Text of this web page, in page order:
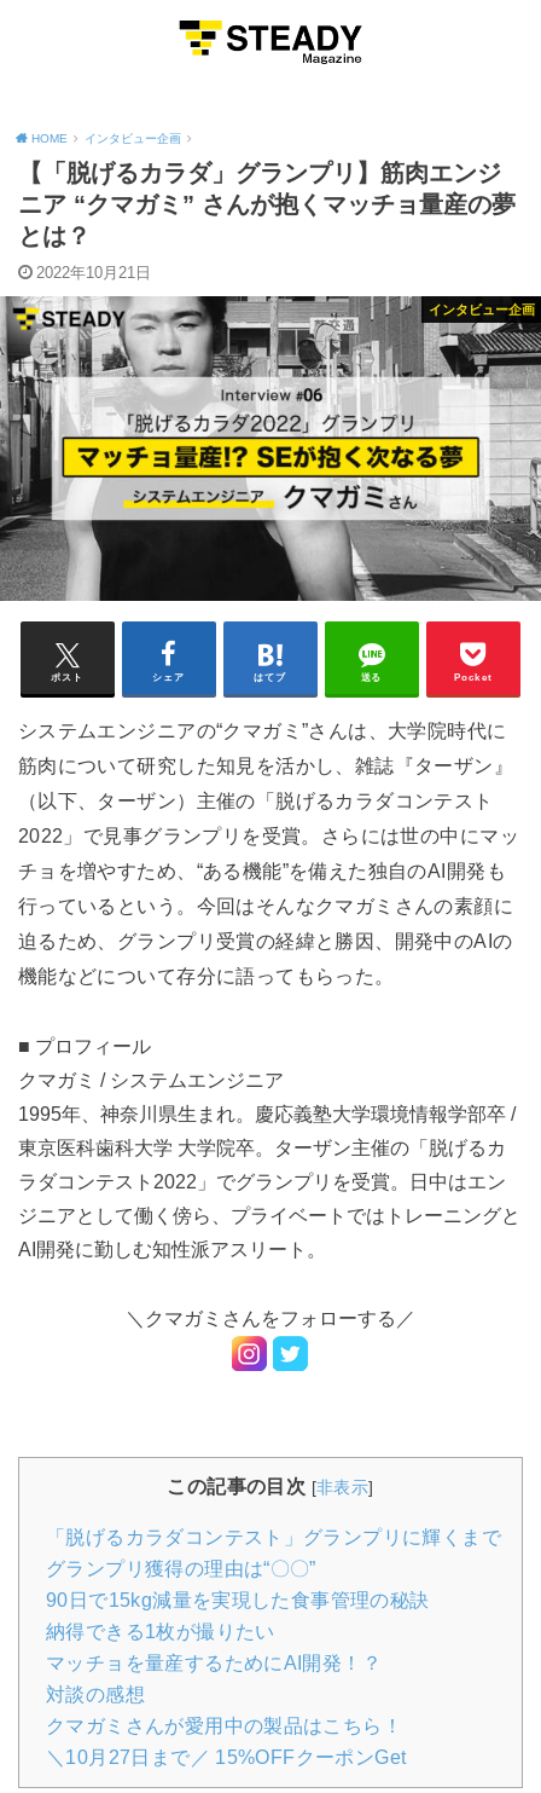
HOME インタビュー企画
【「脱げるカラダ」グランプリ】筋肉エンジ
ニア “クマガミ” さんが抱くマッチョ量産の夢
とは？
2022年10月21日
インタビュー企画
ポスト シェア はてブ 送る Pocket
システムエンジニアの“クマガミ”さんは、大学院時代に
筋肉について研究した知見を活かし、雑誌『ターザン』
（以下、ターザン）主催の「脱げるカラダコンテスト
2022」で見事グランプリを受賞。さらには世の中にマッ
チョを増やすため、“ある機能”を備えた独自のAI開発も
行っているという。今回はそんなクマガミさんの素顔に
迫るため、グランプリ受賞の経緯と勝因、開発中のAIの
機能などについて存分に語ってもらった。
■ プロフィール
クマガミ / システムエンジニア
1995年、神奈川県生まれ。慶応義塾大学環境情報学部卒 /
東京医科歯科大学 大学院卒。ターザン主催の「脱げるカ
ラダコンテスト2022」でグランプリを受賞。日中はエン
ジニアとして働く傍ら、プライベートではトレーニングと
AI開発に勤しむ知性派アスリート。
＼クマガミさんをフォローする／
この記事の目次 [非表示]
「脱げるカラダコンテスト」グランプリに輝くまで
グランプリ獲得の理由は“〇〇”
90日で15kg減量を実現した食事管理の秘訣
納得できる1枚が撮りたい
マッチョを量産するためにAI開発！？
対談の感想
クマガミさんが愛用中の製品はこちら！
＼10月27日まで／ 15%OFFクーポンGet